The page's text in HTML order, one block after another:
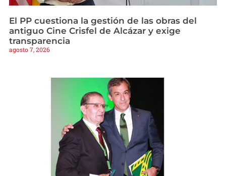
El PP cuestiona la gestión de las obras del
antiguo Cine Crisfel de Alcázar y exige
transparencia
agosto 7, 2026